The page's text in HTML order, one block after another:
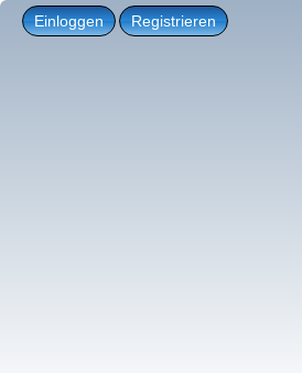
Einloggen Registrieren